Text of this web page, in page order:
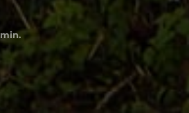
min.